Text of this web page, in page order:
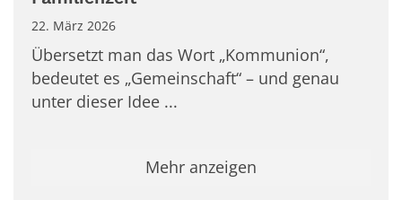
22. März 2026
Übersetzt man das Wort „Kommunion“,
bedeutet es „Gemeinschaft“ – und genau
unter dieser Idee ...
Mehr anzeigen